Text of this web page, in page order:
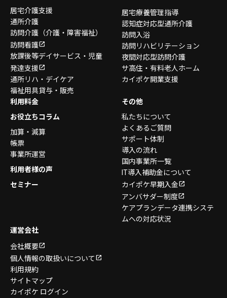
居宅介護支援
通所介護
訪問介護 （介護・障害福祉）
訪問看護
放課後等デイサービス・ 児童
発達支援
通所リハ・デイケア
福祉用具貸与・販売
居宅療養管理指導
認知症対応型通所介護
訪問入浴
訪問リハビリテーション
夜間対応型訪問介護
サ高住・有料老人ホーム
カイポケ開業支援
利用料金
お役立ちコラム
加算・減算
帳票
事業所運営
利用者様の声
セミナー
その他
私たちについて
よくあるご質問
サポート体制
導入の流れ
国内事業所一覧
IT導入補助金について
カイポケ早期入金
アンバサダー制度
ケアプランデータ連携システ
ムへの対応状況
運営会社
会社概要
個人情報の取扱いについて
利用規約
サイトマップ
カイポケ ログイン